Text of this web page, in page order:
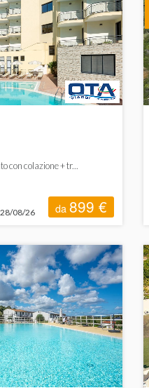
con colazione + tr...
08/26 da899 €